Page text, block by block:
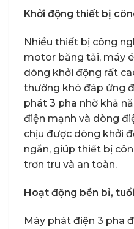
Khởi động thiết bị
Nhiều thiết bị công
motor băng tải, máy
dòng khởi động rất
thường khó đáp ứng
phát 3 pha nhờ khả
điện mạnh và dòng
chịu được dòng khởi
ngắn, giúp thiết bị
trơn tru và an toàn.
Hoạt động bền bỉ,
Máy phát điện 3 pha